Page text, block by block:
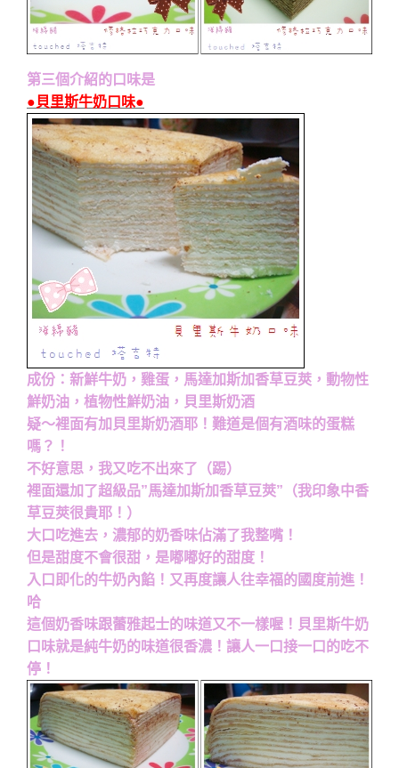
第三個介紹的口味是
●貝里斯牛奶口味●
成份：新鮮牛奶，雞蛋，馬達加斯加香草豆莢，動物性
鮮奶油，植物性鮮奶油，貝里斯奶酒
疑～裡面有加貝里斯奶酒耶！難道是個有酒味的蛋糕
嗎？！
不好意思，我又吃不出來了（踢）
裡面還加了超級品”馬達加斯加香草豆莢”（我印象中香
草豆莢很貴耶！）
大口吃進去，濃郁的奶香味佔滿了我整嘴！
但是甜度不會很甜，是嘟嘟好的甜度！
入口即化的牛奶內餡！又再度讓人往幸福的國度前進！
哈
這個奶香味跟蕾雅起士的味道又不一樣喔！貝里斯牛奶
口味就是純牛奶的味道很香濃！讓人一口接一口的吃不
停！